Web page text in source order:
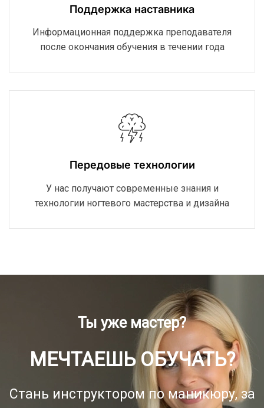
Поддержка наставника
Информационная поддержка преподавателя
после окончания обучения в течении года
Передовые технологии
У нас получают современные знания и
технологии ногтевого мастерства и дизайна
Ты уже мастер?
МЕЧТАЕШЬ ОБУЧАТЬ?
Стань инструктором по маникюру, за